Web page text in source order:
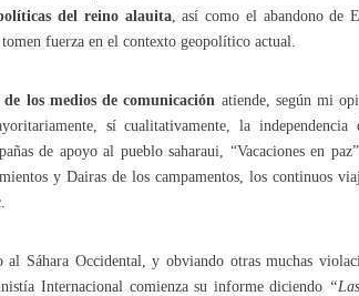
del reino alauita, así como el abandono de
fuerza en el contexto geopolítico actual.
los medios de comunicación atiende, según mi
sí cualitativamente, la independencia
de apoyo al pueblo saharaui, “Vacaciones en
y Dairas de los campamentos, los continuos
Sáhara Occidental, y obviando otras muchas
Internacional comienza su informe diciendo